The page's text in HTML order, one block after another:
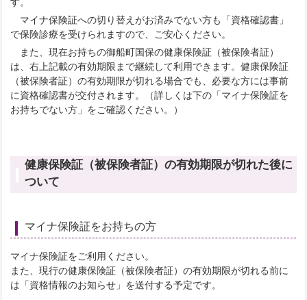
マイナ保険証への切り替えがお済みでない方も「資格確認書」
で保険診療を受けられますので、ご安心ください。
また、現在お持ちの御船町国保の健康保険証（被保険者証）
は、右上記載の有効期限まで継続して利用できます。健康保険証
（被保険者証）の有効期限が切れる場合でも、必要な方には事前
に資格確認書が交付されます。（詳しくは下の「マイナ保険証を
お持ちでない方」をご確認ください。）
健康保険証（被保険者証）の有効期限が切れた後に
ついて
マイナ保険証をお持ちの方
マイナ保険証をご利用ください。
また、現行の健康保険証（被保険者証）の有効期限が切れる前に
は「資格情報のお知らせ」を送付する予定です。